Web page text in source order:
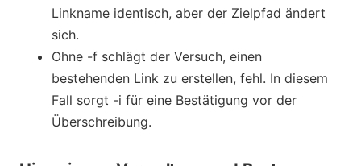
Linkname identisch, aber der Zielpfad ändert
sich.
Ohne -f schlägt der Versuch, einen
bestehenden Link zu erstellen, fehl. In diesem
Fall sorgt -i für eine Bestätigung vor der
Überschreibung.